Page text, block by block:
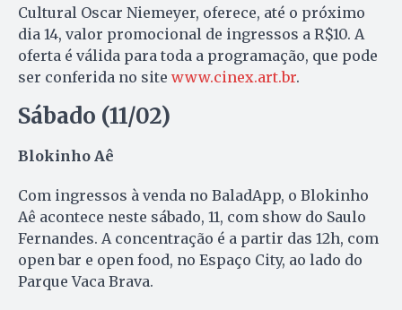
Cultural Oscar Niemeyer, oferece, até o próximo
dia 14, valor promocional de ingressos a R$10. A
oferta é válida para toda a programação, que pode
ser conferida no site www.cinex.art.br.
Sábado (11/02)
Blokinho Aê
Com ingressos à venda no BaladApp, o Blokinho
Aê acontece neste sábado, 11, com show do Saulo
Fernandes. A concentração é a partir das 12h, com
open bar e open food, no Espaço City, ao lado do
Parque Vaca Brava.